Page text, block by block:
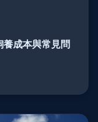
成本與常見問